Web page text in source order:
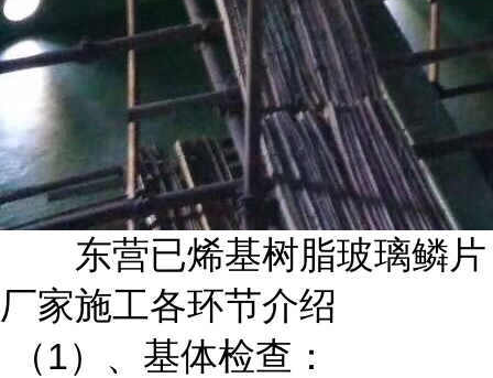
东营已烯基树脂玻璃鳞片
厂家施工各环节介绍
（1）、基体检查：